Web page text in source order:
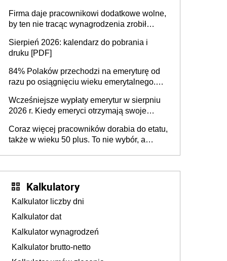
Firma daje pracownikowi dodatkowe wolne,
by ten nie tracąc wynagrodzenia zrobił
sprawdza
Sierpień 2026: kalendarz do pobrania i
druku [PDF]
84% Polaków przechodzi na emeryturę od
razu po osiągnięciu wieku emerytalnego.
dłużej, ale czy jest w stanie? Pracownicy
45+ to siła napędowa gospodarki
Wcześniejsze wypłaty emerytur w sierpniu
2026 r. Kiedy emeryci otrzymają swoje
Coraz więcej pracowników dorabia do etatu,
także w wieku 50 plus. To nie wybór, a
Kalkulatory
Kalkulator liczby dni
Kalkulator dat
Kalkulator wynagrodzeń
Kalkulator brutto-netto